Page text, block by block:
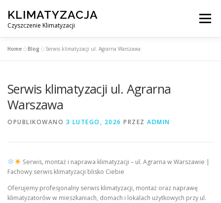
treści
KLIMATYZACJA
Czyszczenie Klimatyzacji
Menu
OBSŁUGIWANE MIASTA POD WARSZAWĄ
Home »Blog »Serwis klimatyzacji ul. Agrarna Warszawa
Serwis klimatyzacji ul. Agrarna
Warszawa
OPUBLIKOWANO 3 LUTEGO, 2026 PRZEZ ADMIN
Serwis, montaż i naprawa klimatyzacji – ul. Agrarna w Warszawie |
Fachowy serwis klimatyzacji blisko Ciebie
Oferujemy profesjonalny serwis klimatyzacji, montaż oraz naprawę
klimatyzatorów w mieszkaniach, domach i lokalach użytkowych przy ul.